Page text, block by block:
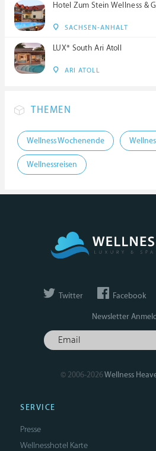
Hotel Zum Stein Wellness &
SACHSEN-ANHALT
LUX* South Ari Atoll
ARI ATOLL
THEMEN
Wellness Wochenende
Wellnessreisen
Twitter Facebook
Newsletter
© 2006-2026Wellness
SERVICE
Presse
Wellnesshotel Karte